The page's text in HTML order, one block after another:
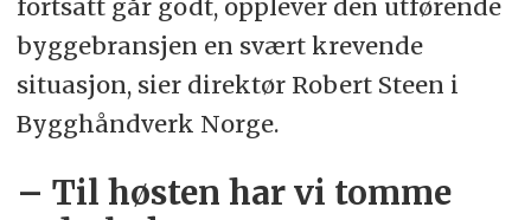
fortsatt går godt, opplever den utførende
byggebransjen en svært krevende
situasjon, sier direktør Robert Steen i
Bygghåndverk Norge.
– Til høsten har vi tomme